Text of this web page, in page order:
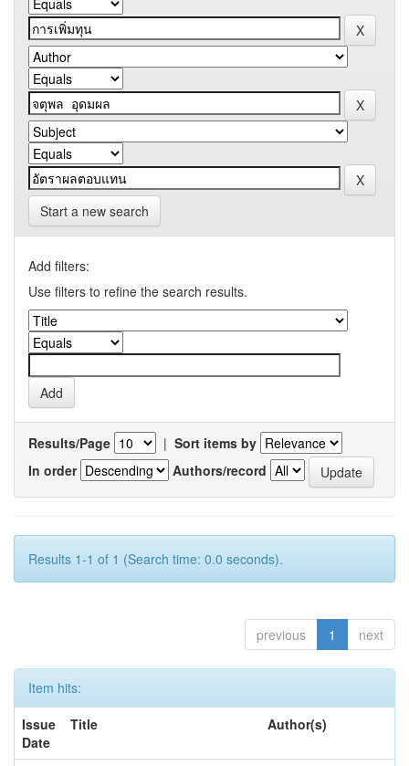
Start a new search
Add filters:
Use filters to refine the search results.
Results/Page | Sort items by
In order
Authors/record
Results 1-1 of 1 (Search time: 0.0 seconds).
previous 1 next
Item hits:
Issue
Date
Title Author(s)